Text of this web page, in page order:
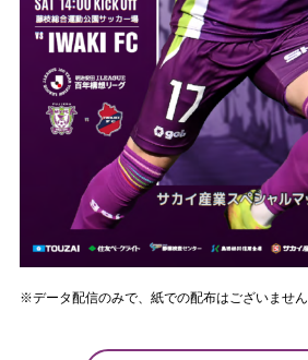
※データ配信のみで、紙での配布はございません